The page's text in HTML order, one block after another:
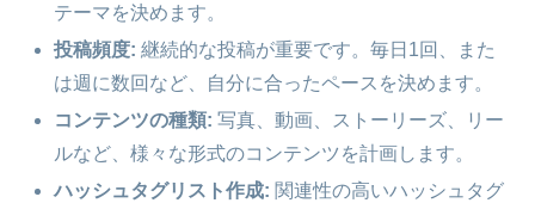
テーマを決めます。
投稿頻度: 継続的な投稿が重要です。毎日1回、また
は週に数回など、自分に合ったペースを決めます。
コンテンツの種類: 写真、動画、ストーリーズ、リー
ルなど、様々な形式のコンテンツを計画します。
ハッシュタグリスト作成: 関連性の高いハッシュタグ